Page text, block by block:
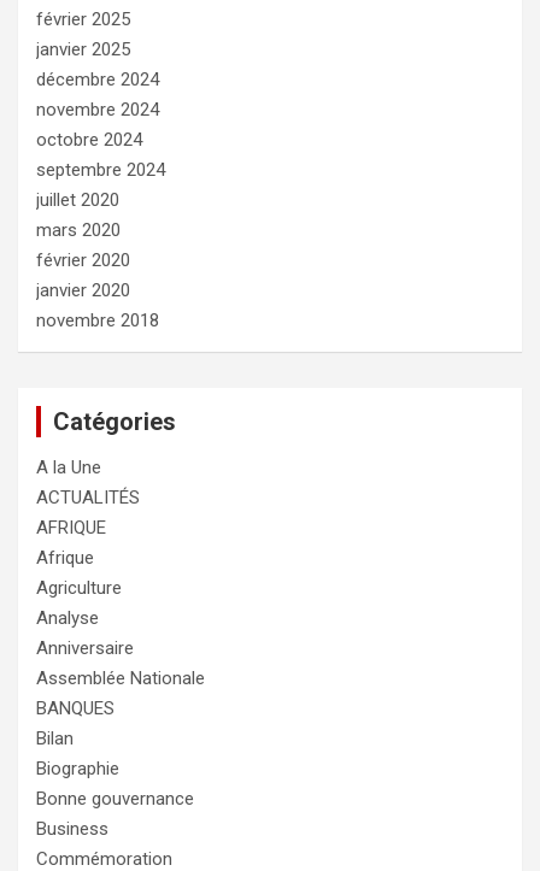
février 2025
janvier 2025
décembre 2024
novembre 2024
octobre 2024
septembre 2024
juillet 2020
mars 2020
février 2020
janvier 2020
novembre 2018
Catégories
A la Une
ACTUALITÉS
AFRIQUE
Afrique
Agriculture
Analyse
Anniversaire
Assemblée Nationale
BANQUES
Bilan
Biographie
Bonne gouvernance
Business
Commémoration